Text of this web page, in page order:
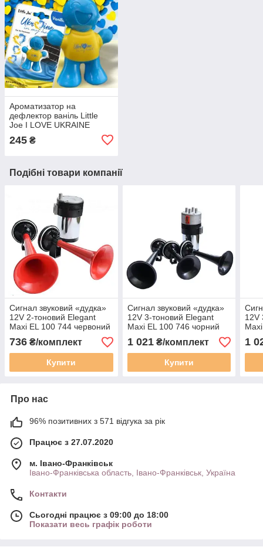
Ароматизатор на
дефлектор ваніль Little
Joe I LOVE UKRAINE
245 ₴
Подібні товари компанії
Сигнал звуковий «дудка»
12V 2-тоновий Elegant
Maxi EL 100 744 червоний
736 ₴/комплект
Купити
Сигнал звуковий «дудка»
12V 3-тоновий Elegant
Maxi EL 100 746 чорний
1 021₴/комплект
Купити
12V
1
Про нас
96% позитивних з 571 відгука за рік
Працює з 27.07.2020
м. Івано-Франківськ
Івано-Франківська область, Івано-Франківськ, Україна
Контакти
Сьогодні працює з 09:00 до 18:00
Показати весь графік роботи